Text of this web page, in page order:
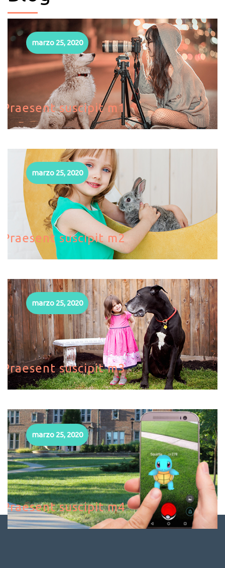
marzo 25, 2020
Praesent suscipit m1
marzo 25, 2020
Praesent suscipit m2
marzo 25, 2020
Praesent suscipit m3
marzo 25, 2020
Praesent suscipit m4